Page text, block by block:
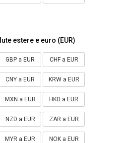
estere e euro (EUR)
GBP a EUR CHF a EUR
CNY a EUR KRW a EUR
MXN a EUR HKD a EUR
NZD a EUR ZAR a EUR
MYR a EUR NOK a EUR